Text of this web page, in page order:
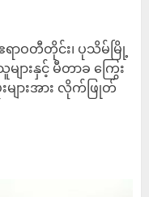
ရာဝတီတိုင်း၊ ပုသိမ်မြို့
ားနှင့် မီတာခ ကြွေး
များအား လိုက်ဖြုတ်